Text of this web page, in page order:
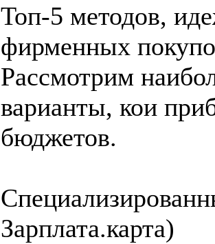
Топ-5 методов,
фирменных
Рассмотрим
варианты, кои
бюджетов.
Зарплата.карта)